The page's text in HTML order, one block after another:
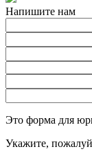
Напишите нам
Это форма для
Укажите,